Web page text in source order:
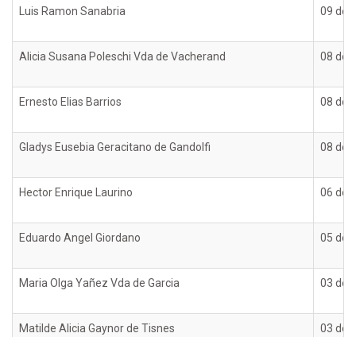
Luis Ramon Sanabria 09 de
Alicia Susana Poleschi Vda de Vacherand 08 de
Ernesto Elias Barrios 08 de
Gladys Eusebia Geracitano de Gandolfi 08 de
Hector Enrique Laurino 06 de
Eduardo Angel Giordano 05 de
Maria Olga Yañez Vda de Garcia 03 de
Matilde Alicia Gaynor de Tisnes 03 de